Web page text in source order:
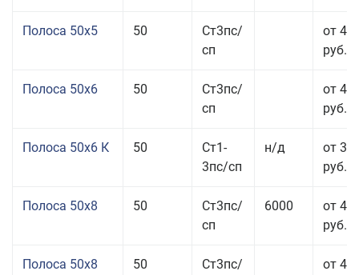
Полоса 50x5 50
Ст3пс/
сп
от 43
руб.
Полоса 50x6 50
Ст3пс/
сп
от 43
руб.
Полоса 50x6 К 50
Ст1-
3пс/сп
н/д
от 35
руб.
Полоса 50x8 50
Ст3пс/
сп
6000
от 43
руб.
Полоса 50x8 50
Ст3пс/
от 43